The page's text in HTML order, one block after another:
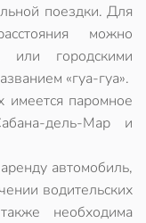
поездки. Для
можно
или городскими
«гуа-гуа».
паромное
дель-Мар и
автомобиль,
водительских
необходима